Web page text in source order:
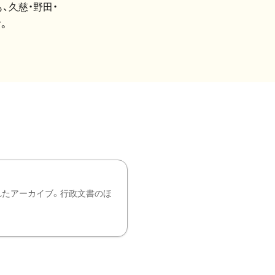
慈・野田・
アーカイブ。行政文書のほ